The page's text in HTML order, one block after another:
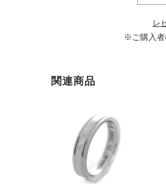
レ
※ご購入者
関連商品